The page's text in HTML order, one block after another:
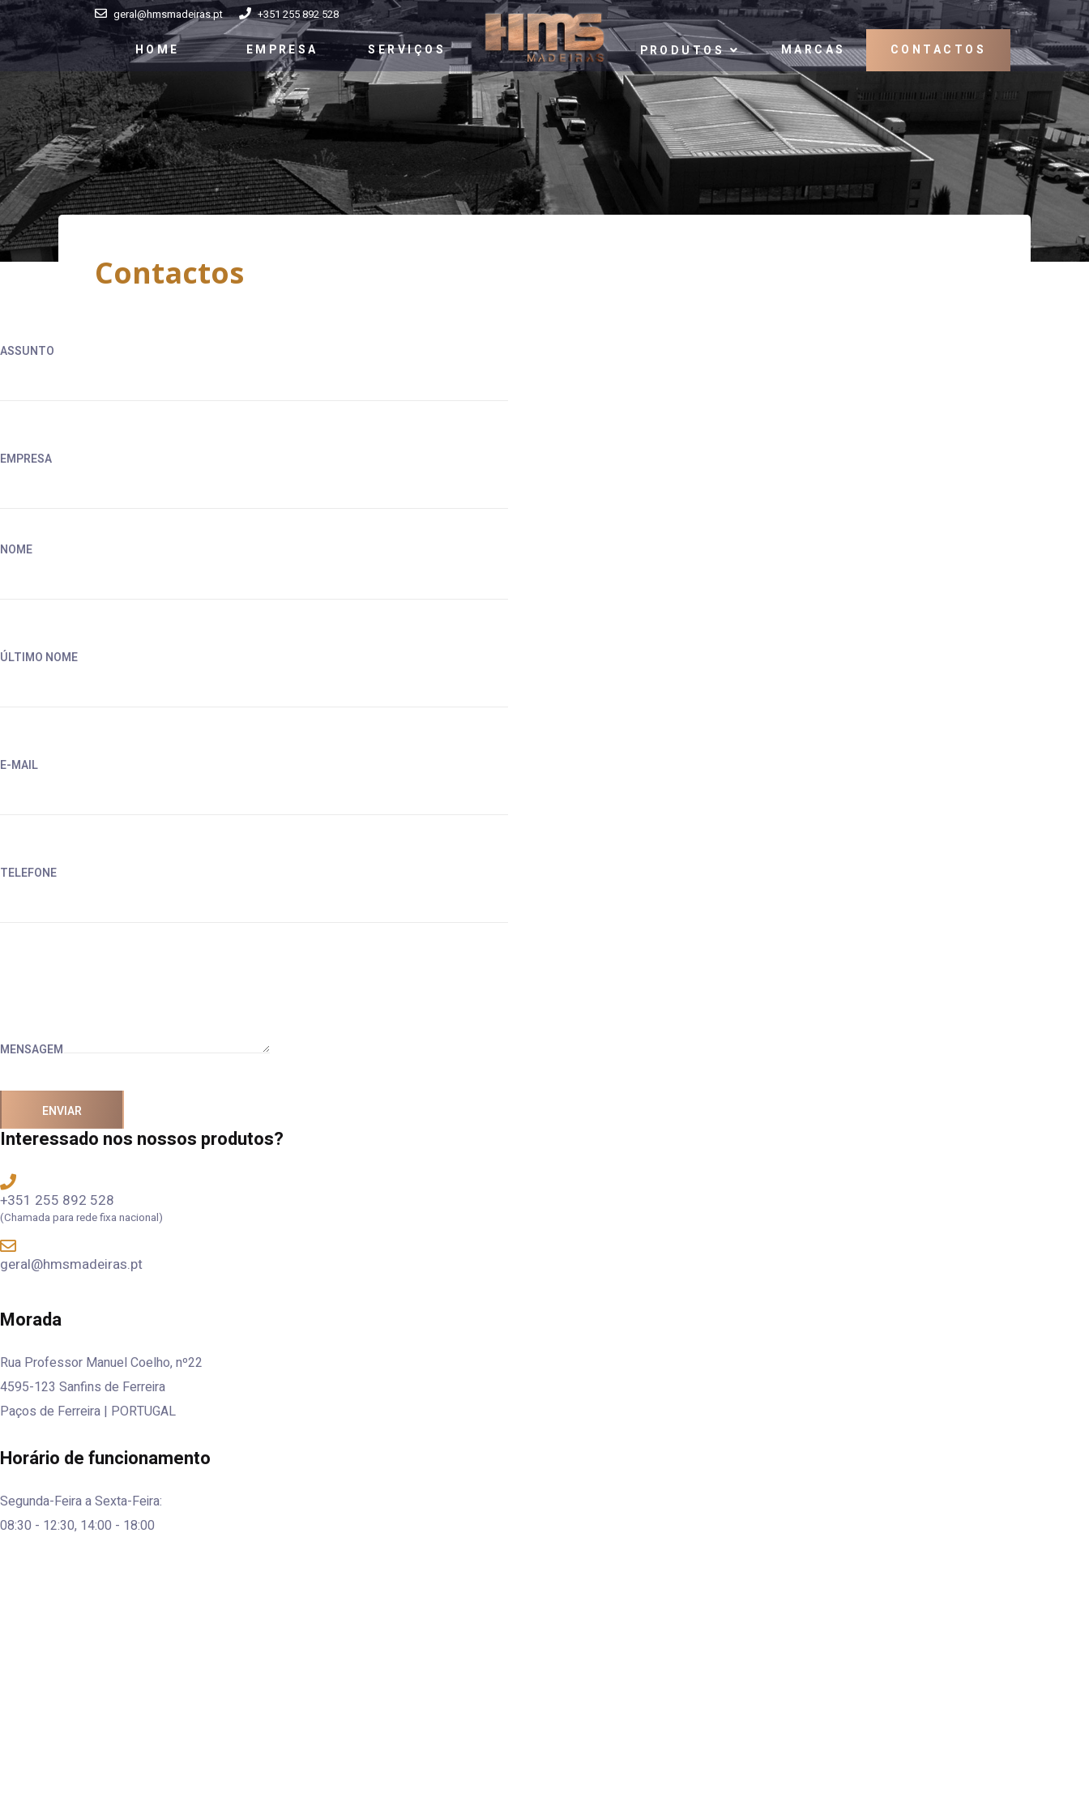
geral@hmsmadeiras.pt +351 255 892 528
HOME EMPRESA SERVIÇOS PRODUTOS MARCAS CONTACTOS
Contactos
ASSUNTO
EMPRESA
NOME
ÚLTIMO NOME
E-MAIL
TELEFONE
MENSAGEM
ENVIAR
Interessado nos nossos produtos?
+351 255 892 528
(Chamada para rede fixa nacional)
geral@hmsmadeiras.pt
Morada
Rua Professor Manuel Coelho, nº22
4595-123 Sanfins de Ferreira
Paços de Ferreira | PORTUGAL
Horário de funcionamento
Segunda-Feira a Sexta-Feira:
08:30 - 12:30, 14:00 - 18:00